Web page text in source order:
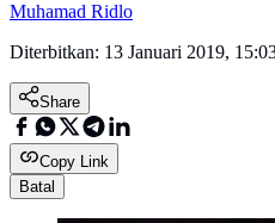
Muhamad Ridlo
Diterbitkan: 13 Januari 2019,
Share
Copy Link
Batal